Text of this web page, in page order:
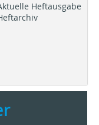
Heftausgabe